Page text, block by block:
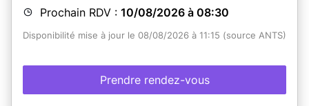
Prochain RDV : 10/08/2026 à 08:30
Disponibilité mise à jour le 08/08/2026 à 11:15 (source ANTS)
Prendre rendez-vous